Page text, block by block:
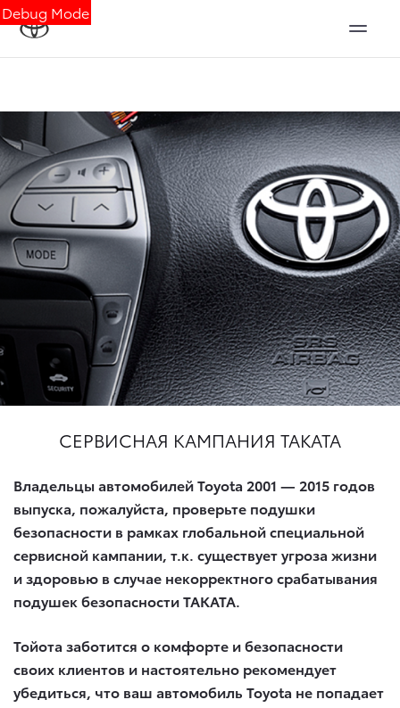
Debug Mode
СЕРВИСНАЯ КАМПАНИЯ TAKATA
Владельцы автомобилей Toyota 2001 — 2015 годов
выпуска, пожалуйста, проверьте подушки
безопасности в рамках глобальной специальной
сервисной кампании, т.к. существует угроза жизни
и здоровью в случае некорректного срабатывания
подушек безопасности ТАКАТА.
Тойота заботится о комфорте и безопасности
своих клиентов и настоятельно рекомендует
убедиться, что ваш автомобиль Toyota не попадает